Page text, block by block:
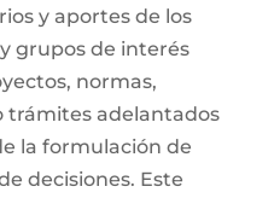
y aportes de los
grupos de interés
normas,
trámites adelantados
la formulación de
decisiones. Este